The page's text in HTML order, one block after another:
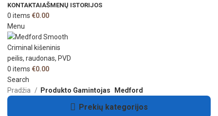
KONTAKTAIAŠMENŲ ISTORIJOS
0 items €0.00
Menu
0 items €0.00
Search
Pradžia Produkto Gamintojas Medford
Prekių kategorijos